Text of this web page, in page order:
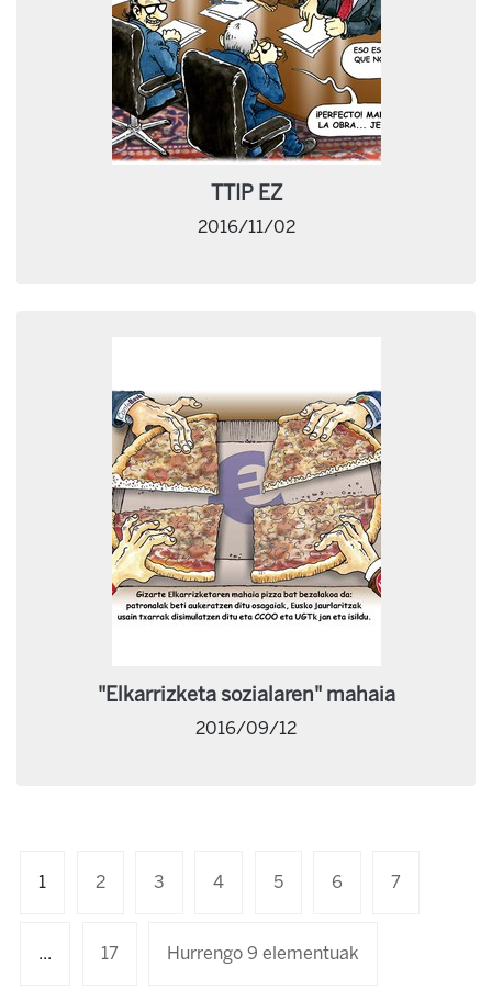
TTIP EZ
2016/11/02
"Elkarrizketa sozialaren" mahaia
2016/09/12
1 2 3 4 5 6 7
... 17 Hurrengo 9 elementuak